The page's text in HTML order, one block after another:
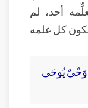
أحد، لم
كل علمه
إِنْ هُوَ إِلَّا وَحْيٌ يُوحَى